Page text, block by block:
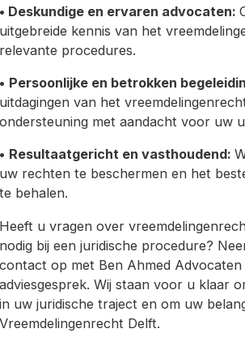
• Deskundige en ervaren advocaten:
uitgebreide kennis van het
relevante procedures.
• Persoonlijke en betrokken
uitdagingen van het
ondersteuning met aandacht voor uw
• Resultaatgericht en vasthoudend:
uw rechten te beschermen en het
te behalen.
Heeft u vragen over
nodig bij een juridische procedure?
contact op met Ben Ahmed
adviesgesprek. Wij staan voor u klaar
in uw juridische traject en om uw
Vreemdelingenrecht Delft.